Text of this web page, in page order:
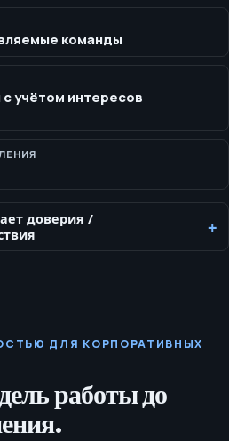
техническое SEO,
и требования к
ещё до
команды
учётом интересов
доверия /
ДЛЯ КОРПОРАТИВНЫХ
работы до